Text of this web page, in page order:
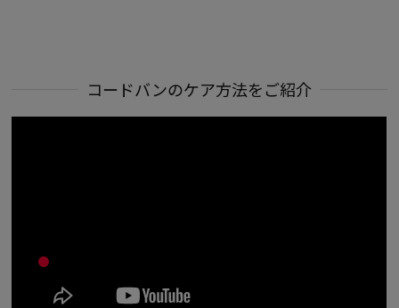
コードバンのケア方法をご紹介